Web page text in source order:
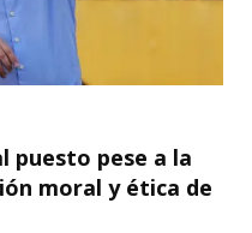
puesto pese a la
moral y ética de